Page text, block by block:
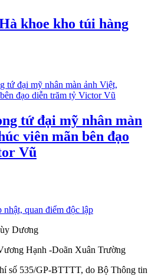
khoe kho túi hàng
tứ đại mỹ nhân màn
viên mãn bên đạo
Vũ
quan điểm độc lập
Dương
Hạnh -Doãn Xuân Trường
số 535/GP-BTTTT, do Bộ Thông tin